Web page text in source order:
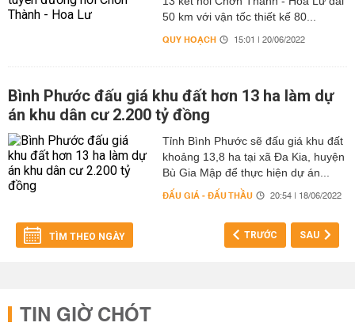
50 km với vận tốc thiết kế 80...
QUY HOẠCH 15:01 | 20/06/2022
Bình Phước đấu giá khu đất hơn 13 ha làm dự
án khu dân cư 2.200 tỷ đồng
Tỉnh Bình Phước sẽ đấu giá khu đất
khoảng 13,8 ha tại xã Đa Kia, huyện
Bù Gia Mập để thực hiện dự án...
ĐẤU GIÁ - ĐẤU THẦU 20:54 | 18/06/2022
TÌM THEO NGÀY TRƯỚC SAU
TIN GIỜ CHÓT